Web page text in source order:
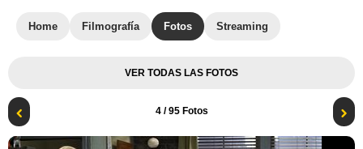
Home Filmografía Fotos Streaming
VER TODAS LAS FOTOS
4/ 95 Fotos